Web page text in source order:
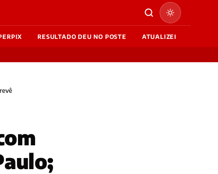
RESULTADO DEU NO POSTE ATUALIZEI